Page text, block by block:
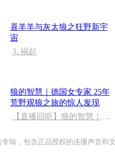
喜羊羊与灰太狼之狂野新宇
宙
3､祸起
狼的智慧｜德国女专家 25年
荒野观狼之旅的惊人发现
【直播回听】狼的智慧｜25
声）
辑，包含正品授权的连播声音和